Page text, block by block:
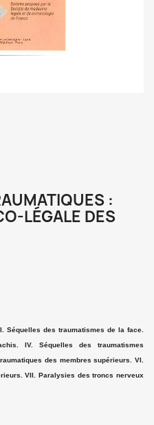
:
LÉGALE DES
Séquelles des traumatismes de la face.
IV. Séquelles des traumatismes
des membres supérieurs. VI.
VII. Paralysies des troncs nerveux